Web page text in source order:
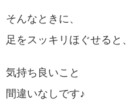
そんなときに、
足をスッキリほぐせると、
気持ち良いこと
間違いなしです♪